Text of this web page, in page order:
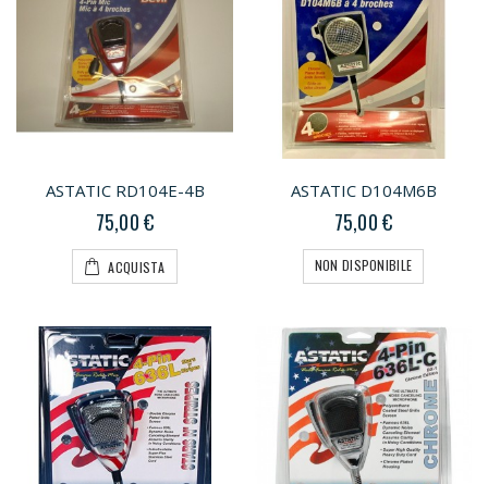
ASTATIC RD104E-4B
75,00 €
ACQUISTA
ASTATIC D104M6B
75,00 €
NON DISPONIBILE